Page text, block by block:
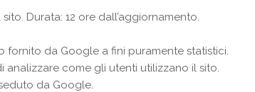
Durata: 12 ore dall’aggiornamento.
fornito da Google a fini puramente statistici.
analizzare come gli utenti utilizzano il sito.
da Google.